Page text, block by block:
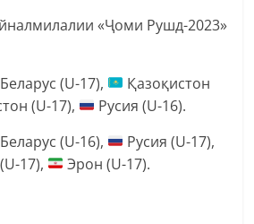
«Ҷоми Рушд-2023»
Беларус (U-17),
Қазоқистон
(U-17),
Русия (U-16).
Беларус (U-16),
Русия (U-17),
17),
Эрон (U-17).